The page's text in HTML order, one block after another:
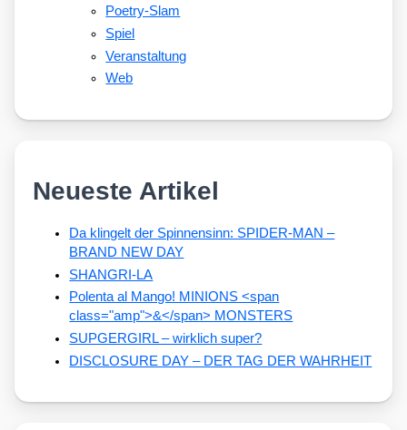
Poetry-Slam
Spiel
Veranstaltung
Web
Neueste Artikel
Da klingelt der Spinnensinn: SPIDER-MAN –
BRAND NEW DAY
SHANGRI-LA
Polenta al Mango! MINIONS <span
class="amp">&</span> MONSTERS
SUPGERGIRL – wirklich super?
DISCLOSURE DAY – DER TAG DER WAHRHEIT